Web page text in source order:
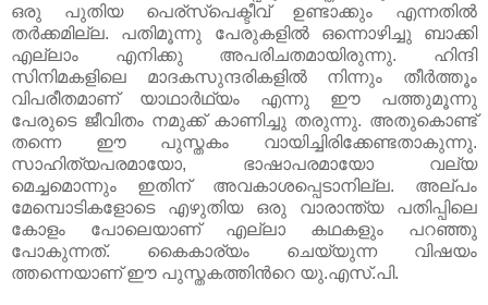
ഒരു പുതിയ പെര്സ്പെക്ടീവ് ഉണ്ടാക്കും എന്നതില്‍
തര്‍ക്കമില്ല. പതിമൂന്നു പേരുകളില്‍ ഒന്നൊഴിച്ചു ബാക്കി
എല്ലാം എനിക്കു അപരിചതമായിരുന്നു. ഹിന്ദി
സിനിമകളിലെ മാദകസുന്ദരികളില്‍ നിന്നും തീര്‍ത്തൂം
വിപരീതമാണ് യാഥാര്‍ഥ്യം എന്നു ഈ പത്തുമൂന്നു
പേരുടെ ജീവിതം നമുക്ക് കാണിച്ചു തരുന്നു. അതുകൊണ്ട്
തന്നെ ഈ പുസ്തകം വായിച്ചിരിക്കേണ്ടതാകുന്നു.
സാഹിത്യപരമായോ, ഭാഷാപരമായോ വല്യ
മെച്ചമൊന്നും ഇതിന് അവകാശപ്പെടാനില്ല. അല്പം
മേമ്പൊടികളോടെ എഴുതിയ ഒരു വാരാന്ത്യ പതിപ്പിലെ
കോളം പോലെയാണ് എല്ലാ കഥകളും പറഞ്ഞു
പോകുന്നത്. കൈകാര്യം ചെയ്യുന്ന വിഷയം
ത്തന്നെയാണ് ഈ പുസ്തകത്തിന്‍റെ യു.എസ്.പി.